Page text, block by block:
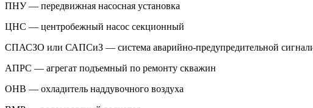
ПНУ — передвижная насосная установка
ЦНС — центробежный насос секционный
СПАСЗО или САПСиЗ — система аварийно-предупредительной
АПРС — агрегат подъемный по ремонту скважин
ОНВ — охладитель наддувочного воздуха